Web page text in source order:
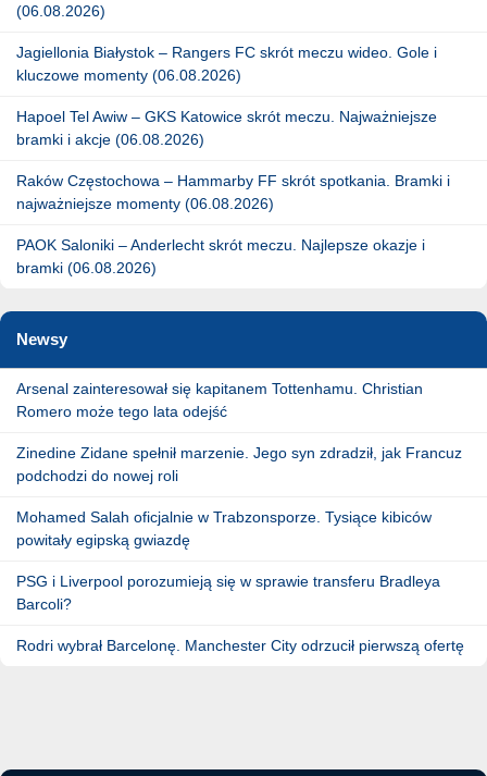
(06.08.2026)
Jagiellonia Białystok – Rangers FC skrót meczu wideo. Gole i
kluczowe momenty (06.08.2026)
Hapoel Tel Awiw – GKS Katowice skrót meczu. Najważniejsze
bramki i akcje (06.08.2026)
Raków Częstochowa – Hammarby FF skrót spotkania. Bramki i
najważniejsze momenty (06.08.2026)
PAOK Saloniki – Anderlecht skrót meczu. Najlepsze okazje i
bramki (06.08.2026)
Newsy
Arsenal zainteresował się kapitanem Tottenhamu. Christian
Romero może tego lata odejść
Zinedine Zidane spełnił marzenie. Jego syn zdradził, jak Francuz
podchodzi do nowej roli
Mohamed Salah oficjalnie w Trabzonsporze. Tysiące kibiców
powitały egipską gwiazdę
PSG i Liverpool porozumieją się w sprawie transferu Bradleya
Barcoli?
Rodri wybrał Barcelonę. Manchester City odrzucił pierwszą ofertę